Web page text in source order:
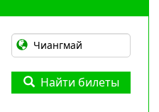
Найти билеты